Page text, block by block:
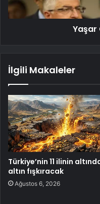
Yaşar
İlgili Makaleler
Türkiye’nin 11 ilinin
altın fışkıracak
Ağustos 6, 2026